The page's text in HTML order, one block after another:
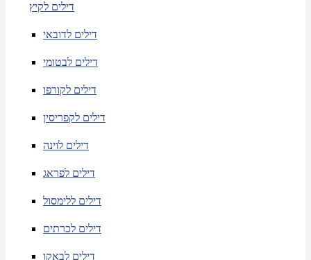
דילים לקיץ
דילים לדובאי
דילים לבטומי
דילים לקורפו
דילים לקפריסין
דילים לוינה
דילים לפראג
דילים ללימסול
דילים לכרתים
דילים לבאקו